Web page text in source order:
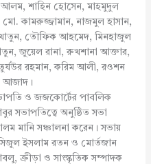
শাহিন হোসেন, মাহমুদুল
কামরুজ্জামান, নাজমুল হাসান,
খাতুন, তৌফিক আহমেদ, মিনহাজুল
জুয়েল রানা, রুখশানা আক্তার,
রহমান, করিম আলী, রওশন
আজাদ।
ও জজকোর্টের পাবলিক
সভাপতিত্বে অনুষ্ঠিত সভা
মানি সঞ্চালনা করেন। সভায়
ইসলাম রতন ও মোর্তজান
ক্রীড়া ও সাংস্কৃতিক সম্পাদক